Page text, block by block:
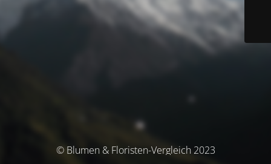
© Blumen & Floristen-Vergleich 2023